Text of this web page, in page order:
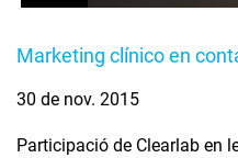
Marketing clínico en
30 de nov. 2015
Participació de Clearlab en